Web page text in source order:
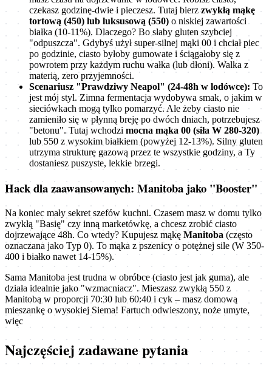
czekasz godzinę-dwie i pieczesz. Tutaj bierzzwykłą mąkę
tortową (450) lub luksusową (550) o niskiej zawartości
białka (10-11%). Dlaczego? Bo słaby gluten szybciej
"odpuszcza". Gdybyś użył super-silnej mąki 00 i chciał piec
po godzinie, ciasto byłoby gumowate i ściągałoby się z
powrotem przy każdym ruchu wałka (lub dłoni). Walka z
materią, zero przyjemności.
Scenariusz "Prawdziwy Neapol" (24-48h w lodówce): To
jest mój styl. Zimna fermentacja wydobywa smak, o jakim w
sieciówkach mogą tylko pomarzyć. Ale żeby ciasto nie
zamieniło się w płynną breję po dwóch dniach, potrzebujesz
"betonu". Tutaj wchodzi mocna mąka 00 (siła W 280-320)
lub 550 z wysokim białkiem (powyżej 12-13%). Silny gluten
utrzyma strukturę gazową przez te wszystkie godziny, a Ty
dostaniesz puszyste, lekkie brzegi.
Hack dla zaawansowanych: Manitoba jako "Booster"
Na koniec mały sekret szefów kuchni. Czasem masz w domu tylko
zwykłą "Basię" czy inną marketówkę, a chcesz zrobić ciasto
dojrzewające 48h. Co wtedy? Kupujesz mąkę Manitoba (często
oznaczana jako Typ 0). To mąka z pszenicy o potężnej sile (W 350-
400 i białko nawet 14-15%).
Sama Manitoba jest trudna w obróbce (ciasto jest jak guma), ale
działa idealnie jako "wzmacniacz". Mieszasz zwykłą 550 z
Manitobą w proporcji 70:30 lub 60:40 i cyk – masz domową
mieszankę o wysokiej Siema! Fartuch odwieszony, noże umyte,
więc
Najczęściej zadawane pytania